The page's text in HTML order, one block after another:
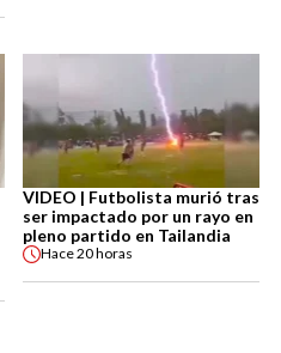
VIDEO | Futbolista murió tras
ser impactado por un rayo en
pleno partido en Tailandia
Hace20 horas